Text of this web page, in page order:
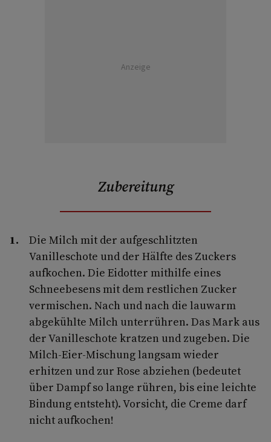
Anzeige
Zubereitung
Die Milch mit der aufgeschlitzten
Vanilleschote und der Hälfte des Zuckers
aufkochen. Die Eidotter mithilfe eines
Schneebesens mit dem restlichen Zucker
vermischen. Nach und nach die lauwarm
abgekühlte Milch unterrühren. Das Mark aus
der Vanilleschote kratzen und zugeben. Die
Milch-Eier-Mischung langsam wieder
erhitzen und zur Rose abziehen (bedeutet
über Dampf so lange rühren, bis eine leichte
Bindung entsteht). Vorsicht, die Creme darf
nicht aufkochen!